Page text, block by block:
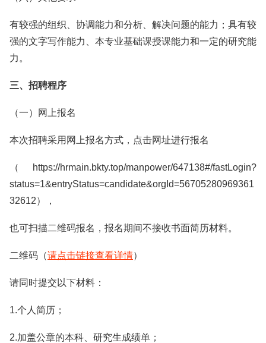
有较强的组织、协调能力和分析、解决问题的能力；具有较
强的文字写作能力、本专业基础课授课能力和一定的研究能
力。
三、招聘程序
（一）网上报名
本次招聘采用网上报名方式，点击网址进行报名
（https://hrmain.bkty.top/manpower/647138#/fastLogin?
status=1&entryStatus=candidate&orgId=56705280969361
32612），
也可扫描二维码报名，报名期间不接收书面简历材料。
二维码（请点击链接查看详情）
请同时提交以下材料：
1.个人简历；
2.加盖公章的本科、研究生成绩单；